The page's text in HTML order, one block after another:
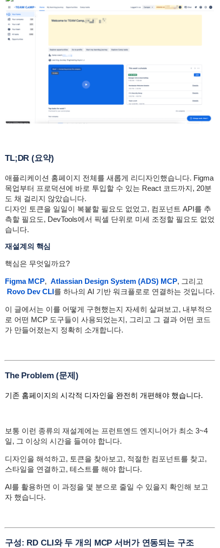
TL;DR (요약)
애플리케이션 홈페이지 전체를 새롭게 리디자인했습니다. Figma
목업부터 프로덕션에 바로 투입할 수 있는 React 코드까지, 20분
도 채 걸리지 않았습니다.
디자인 토큰을 일일이 복붙할 필요도 없었고, 컴포넌트 API를 추
측할 필요도, DevTools에서 픽셀 단위로 미세 조정할 필요도 없었
습니다.
재설계의 핵심
핵심은 무엇일까요?
Figma MCP, Atlassian Design System (ADS) MCP, 그리고
Rovo Dev CLI를 하나의 AI 기반 워크플로로 연결하는 것입니다.
이 글에서는 이를 어떻게 구현했는지 자세히 살펴보고, 내부적으
로 어떤 MCP 도구들이 사용되었는지, 그리고 그 결과 어떤 코드
가 만들어졌는지 정확히 소개합니다.
The Problem (문제)
기존 홈페이지의 시각적 디자인을 완전히 개편해야 했습니다.
보통 이런 종류의 재설계에는 프런트엔드 엔지니어가 최소 3~4
일, 그 이상의 시간을 들여야 합니다.
디자인을 해석하고, 토큰을 찾아보고, 적절한 컴포넌트를 찾고,
스타일을 연결하고, 테스트를 해야 합니다.
AI를 활용하면 이 과정을 몇 분으로 줄일 수 있을지 확인해 보고
자 했습니다.
구성: RD CLI와 두 개의 MCP 서버가 연동되는 구조